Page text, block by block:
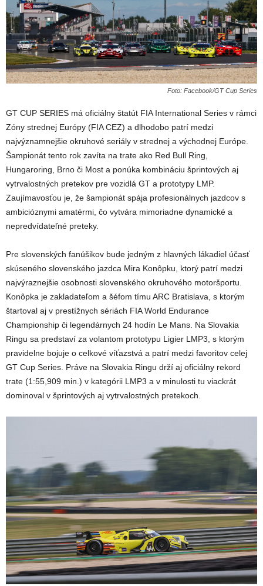
Foto: Facebook/GT Cup Series
GT CUP SERIES má oficiálny štatút FIA International Series v rámci
Zóny strednej Európy (FIA CEZ) a dlhodobo patrí medzi
najvýznamnejšie okruhové seriály v strednej a východnej Európe.
Šampionát tento rok zavíta na trate ako Red Bull Ring,
Hungaroring, Brno či Most a ponúka kombináciu šprintových aj
vytrvalostných pretekov pre vozidlá GT a prototypy LMP.
Zaujímavosťou je, že šampionát spája profesionálnych jazdcov s
ambicióznymi amatérmi, čo vytvára mimoriadne dynamické a
nepredvídateľné preteky.
Pre slovenských fanúšikov bude jedným z hlavných lákadiel účasť
skúseného slovenského jazdca Mira Konôpku, ktorý patrí medzi
najvýraznejšie osobnosti slovenského okruhového motoršportu.
Konôpka je zakladateľom a šéfom tímu ARC Bratislava, s ktorým
štartoval aj v prestížnych sériách FIA World Endurance
Championship či legendárnych 24 hodín Le Mans. Na Slovakia
Ringu sa predstaví za volantom prototypu Ligier LMP3, s ktorým
pravidelne bojuje o celkové víťazstvá a patrí medzi favoritov celej
GT Cup Series. Práve na Slovakia Ringu drží aj oficiálny rekord
trate (1:55,909 min.) v kategórii LMP3 a v minulosti tu viackrát
dominoval v šprintových aj vytrvalostných pretekoch.